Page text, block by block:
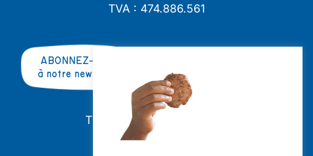
TVA : 474.886.561
ABONNEZ-VOUS
à notre newsletter
TRAVAILLER AVEC NOUS ?